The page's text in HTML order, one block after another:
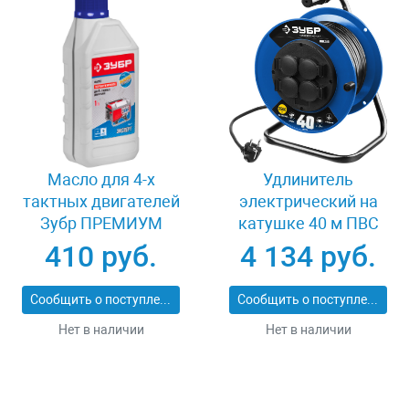
Масло для 4-х
тактных двигателей
Зубр ПРЕМИУМ
ЗМД-4Т
410 руб.
Сообщить о поступлении
Нет в наличии
Удлинитель
электрический на
катушке 40 м ПВС
3х1.5 кв мм 4 гнезда
Зубр 55081-40
4 134 руб.
Сообщить о поступлении
Нет в наличии